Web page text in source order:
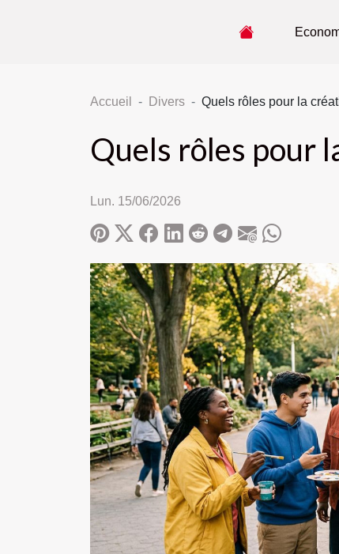
Accueil Divers Quels rôles pour la
Quels rôles pour
Lun. 15/06/2026